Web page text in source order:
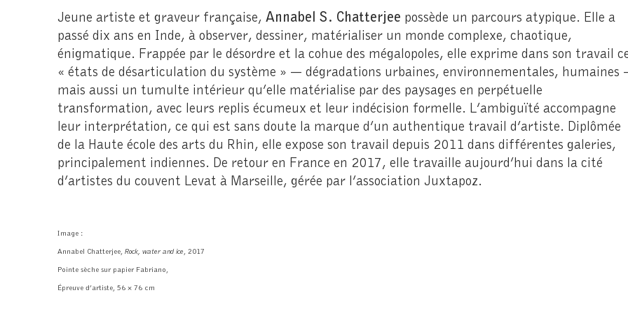
Jeune artiste et graveur française, Annabel S. Chatterjee possède un parcours atypique. Elle a
passé dix ans en Inde, à observer, dessiner, matérialiser un monde complexe, chaotique,
énigmatique. Frappée par le désordre et la cohue des mégalopoles, elle exprime dans son travail
« états de désarticulation du système » — dégradations urbaines, environnementales, humaines
mais aussi un tumulte intérieur qu’elle matérialise par des paysages en perpétuelle
transformation, avec leurs replis écumeux et leur indécision formelle. L’ambiguïté accompagne
leur interprétation, ce qui est sans doute la marque d’un authentique travail d’artiste. Diplômée
de la Haute école des arts du Rhin, elle expose son travail depuis 2011 dans différentes galeries,
principalement indiennes. De retour en France en 2017, elle travaille aujourd’hui dans la cité
d’artistes du couvent Levat à Marseille, gérée par l’association Juxtapoz.
Image :
Annabel Chatterjee, Rock, water and ice , 2017
Pointe sèche sur papier Fabriano,
Épreuve d’artiste, 56 × 76 cm